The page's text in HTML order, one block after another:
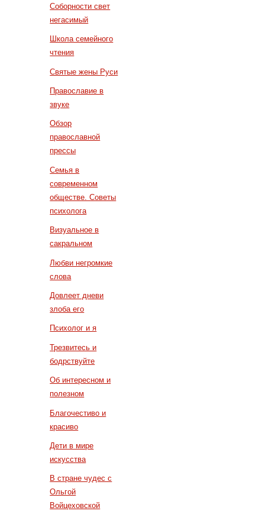
Соборности свет
негасимый
Школа семейного
чтения
Святые жены Руси
Православие в
звуке
Обзор
православной
прессы
Семья в
современном
обществе. Советы
психолога
Визуальное в
сакральном
Любви негромкие
слова
Довлеет дневи
злоба его
Психолог и я
Трезвитесь и
бодрствуйте
Об интересном и
полезном
Благочестиво и
красиво
Дети в мире
искусства
В стране чудес с
Ольгой
Войцеховской